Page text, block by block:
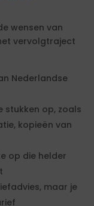
wensen van
vervolgtraject
Nederlandse
stukken op, zoals
kopieën van
op die helder
maar je